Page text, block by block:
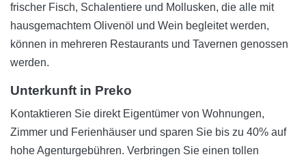
frischer Fisch, Schalentiere und Mollusken, die alle mit
hausgemachtem Olivenöl und Wein begleitet werden,
können in mehreren Restaurants und Tavernen genossen
werden.
Unterkunft in Preko
Kontaktieren Sie direkt Eigentümer von Wohnungen,
Zimmer und Ferienhäuser und sparen Sie bis zu 40% auf
hohe Agenturgebühren. Verbringen Sie einen tollen